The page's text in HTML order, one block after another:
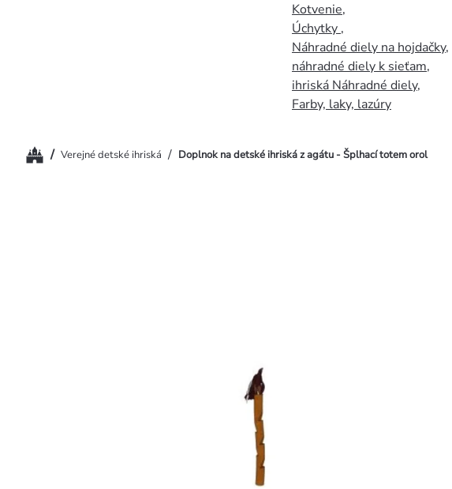
Kotvenie,
Úchytky ,
Náhradné diely na hojdačky,
náhradné diely k sieťam,
ihriská Náhradné diely,
Farby, laky, lazúry
Domov
/ Verejné detské ihriská / Doplnok na detské ihriská z agátu - Šplhací totem orol